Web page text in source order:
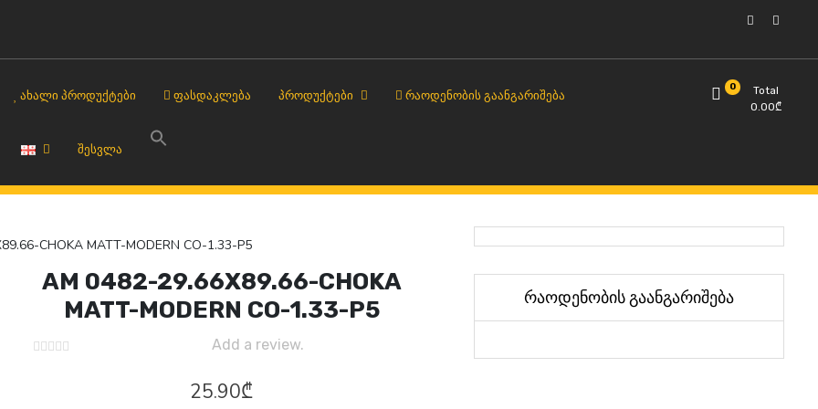
ᲐᲮᲐᲚᲘ ᲞᲠᲝᲓᲣᲥᲢᲔᲑᲘ ᲤᲐᲡᲓᲐᲙᲚᲔᲑᲐ ᲞᲠᲝᲓᲣᲥᲢᲔᲑᲘ ᲠᲐᲝᲓᲔᲜᲝᲑᲘᲡ ᲒᲐᲐᲜᲒᲐᲠᲘᲨᲔᲑᲐ
ᲨᲔᲡᲕᲚᲐ
0
Total
0.00₾
CHOKA MATT-MODERN CO-1.33-P5
AM 0482-29.66X89.66-CHOKA
MATT-MODERN CO-1.33-P5
Add a review.
25.90₾
რაოდენობის გაანგარიშება